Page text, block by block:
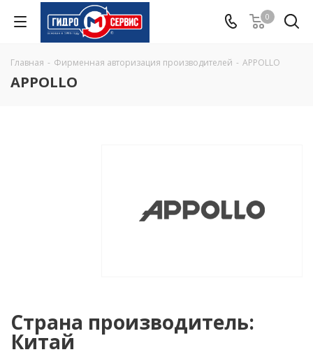
0
Главная - Фирменная авторизация производителей - APPOLLO
APPOLLO
Страна производитель:
Китай